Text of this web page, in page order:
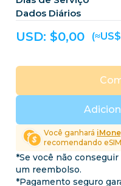
Dados Diários
USD: $0,00
Você ganhará
recomendando
*Se você não
um reembolso.
*Pagamento seguro